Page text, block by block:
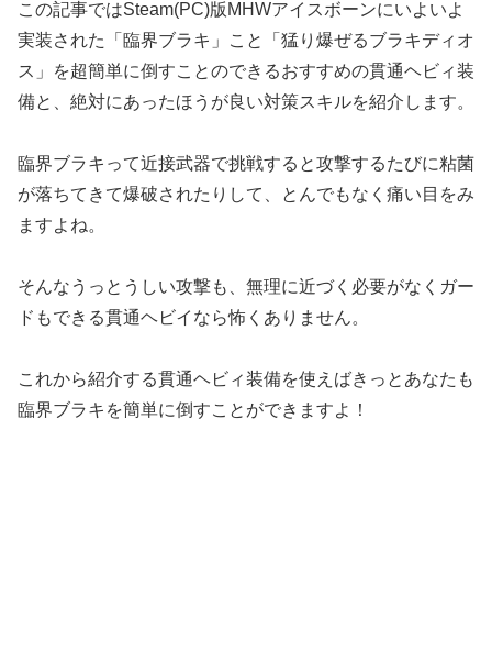
この記事ではSteam(PC)版MHWアイスボーンにいよいよ
実装された「臨界ブラキ」こと「猛り爆ぜるブラキディオ
ス」を超簡単に倒すことのできるおすすめの貫通ヘビィ装
備と、絶対にあったほうが良い対策スキルを紹介します。
臨界ブラキって近接武器で挑戦すると攻撃するたびに粘菌
が落ちてきて爆破されたりして、とんでもなく痛い目をみ
ますよね。
そんなうっとうしい攻撃も、無理に近づく必要がなくガー
ドもできる貫通ヘビイなら怖くありません。
これから紹介する貫通ヘビィ装備を使えばきっとあなたも
臨界ブラキを簡単に倒すことができますよ！